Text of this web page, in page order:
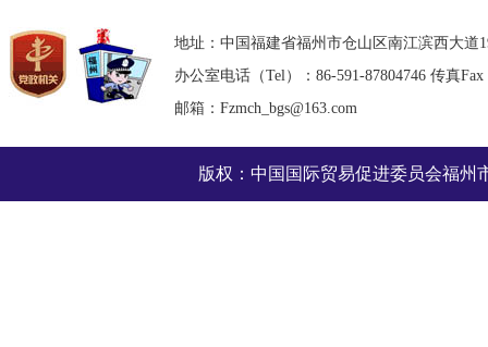
地址：中国福建省福州市仓山区南江滨西大道
办公室电话（Tel）：86-591-87804746 传真Fax
邮箱：Fzmch_bgs@163.com
版权：中国国际贸易促进委员会福